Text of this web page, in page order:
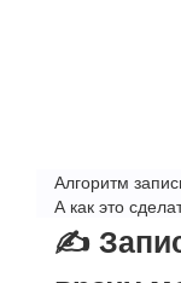
Алгоритм
А как это
✍